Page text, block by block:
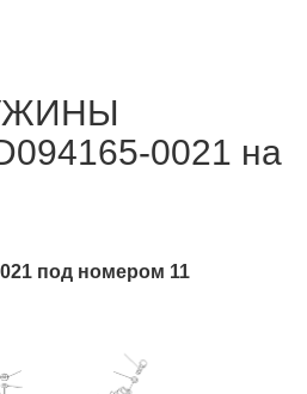
0021 на
под номером 11